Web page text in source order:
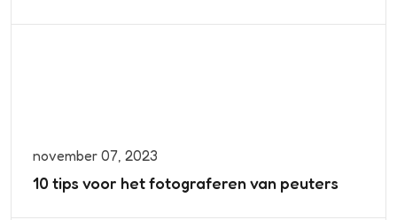
november 07, 2023
10 tips voor het fotograferen van peuters